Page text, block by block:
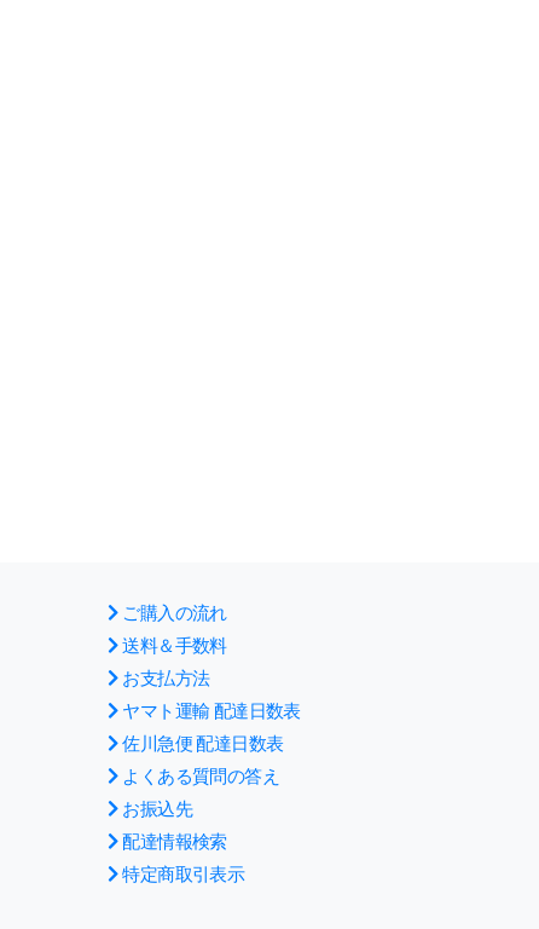
ご購入の流れ
送料＆手数料
お支払方法
ヤマト運輸 配達日数表
佐川急便 配達日数表
よくある質問の答え
お振込先
配達情報検索
特定商取引表示